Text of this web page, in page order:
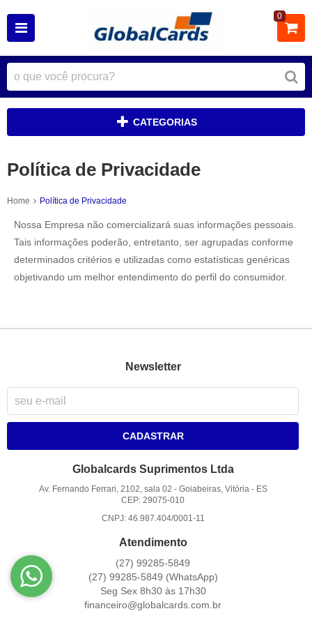
0
CATEGORIAS
Política de Privacidade
Home Política de Privacidade
Nossa Empresa não comercializará suas informações pessoais.
Tais informações poderão, entretanto, ser agrupadas conforme
determinados critérios e utilizadas como estatísticas genéricas
objetivando um melhor entendimento do perfil do consumidor.
Newsletter
CADASTRAR
Globalcards Suprimentos Ltda
Av. Fernando Ferrari, 2102, sala 02 - Goiabeiras, Vitória - ES
CEP: 29075-010
CNPJ: 46.987.404/0001-11
Atendimento
(27) 99285-5849
(27) 99285-5849 (WhatsApp)
Seg Sex 8h30 às 17h30
financeiro@globalcards.com.br